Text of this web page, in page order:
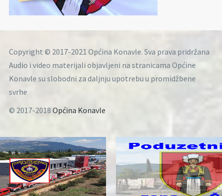
Copyright © 2017-2021 Općina Konavle. Sva prava pridržana
Audio i video materijali objavljeni na stranicama Općine
Konavle su slobodni za daljnju upotrebu u promidžbene
svrhe
© 2017-2018 Općina Konavle